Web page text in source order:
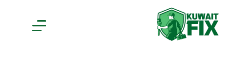
إلى
المحتوى